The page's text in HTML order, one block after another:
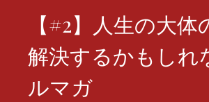
【#2】人生の大
解決するかもしれ
ルマガ